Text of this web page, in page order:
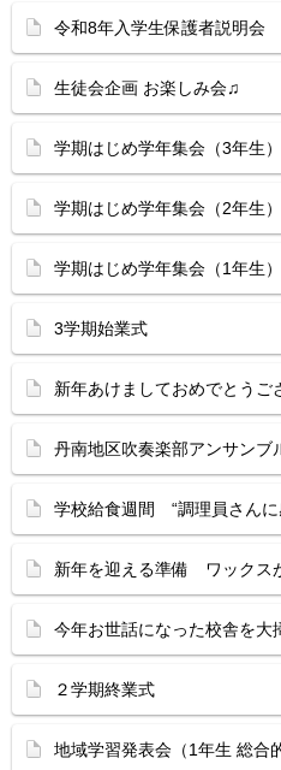
令和8年入学生保護者説明会
生徒会企画 お楽しみ会♫
学期はじめ学年集会（3年生）
学期はじめ学年集会（2年生）
学期はじめ学年集会（1年生）
3学期始業式
新年あけましておめでとうご
丹南地区吹奏楽部アンサンブ
学校給食週間 “調理員さんに
新年を迎える準備 ワックス
今年お世話になった校舎を大
２学期終業式
地域学習発表会（1年生 総合